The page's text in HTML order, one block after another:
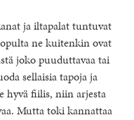
ja iltapalat tuntuvat
ne kuitenkin ovat
joko puuduttavaa tai
sellaisia tapoja ja
hyvä fiilis, niin arjesta
Mutta toki kannattaa